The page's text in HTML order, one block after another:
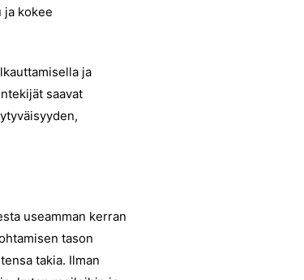
ja kokee
ja
saavat
useamman kerran
tason
takia. Ilman